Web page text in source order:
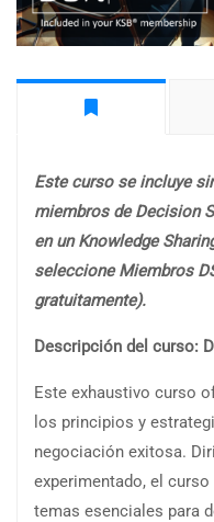
Este curso se incluye
miembros de Decision
en un Knowledge
seleccione Miembros
gratuitamente).
Descripción del curso:
Este exhaustivo curso
los principios y
negociación exitosa.
experimentado, el
temas esenciales para